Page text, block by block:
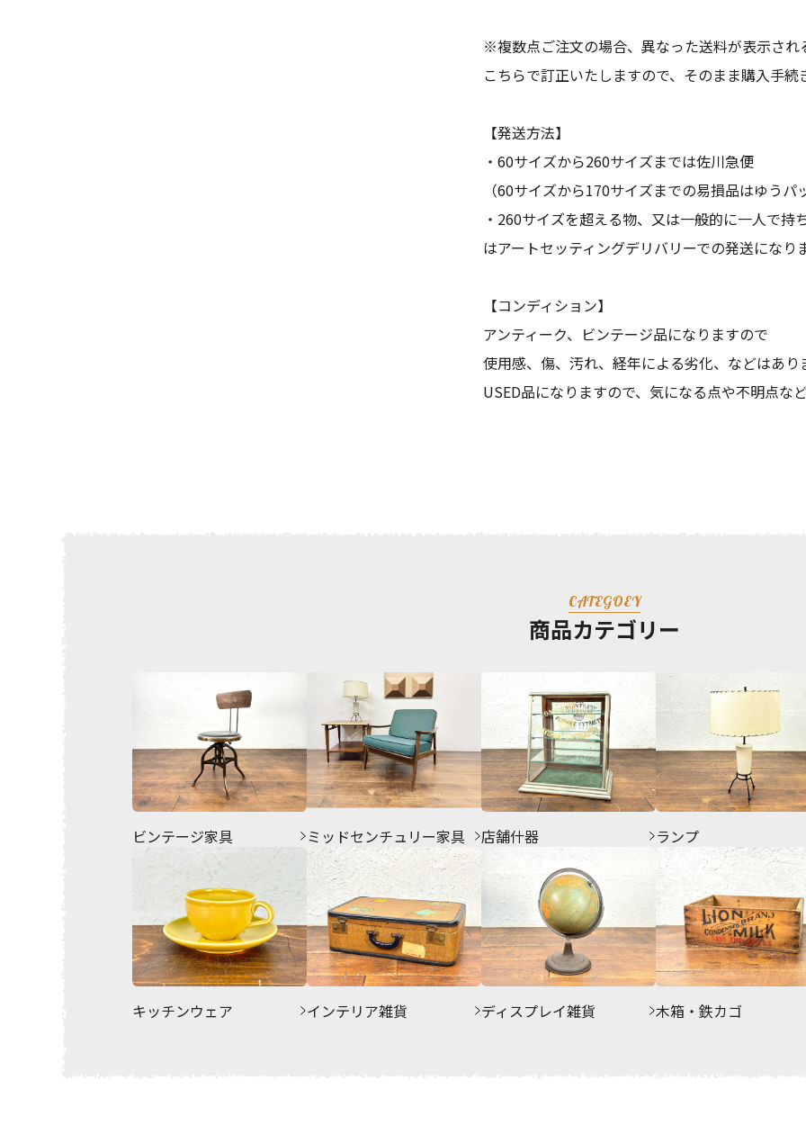
※複数点ご注文の場合、異なった送料が表示され
こちらで訂正いたしますので、そのまま購入手
【発送方法】
・60サイズから260サイズまでは佐川急便
（60サイズから170サイズまでの易損品はゆうパ
・260サイズを超える物、又は一般的に一人で
はアートセッティングデリバリーでの発送になり
【コンディション】
アンティーク、ビンテージ品になりますので
使用感、傷、汚れ、経年による劣化、などはあり
USED品になりますので、気になる点や不明点な
CATEGOEY
商品カテゴリー
ビンテージ家具 ミッドセンチュリー家具 店舗什器 ランプ
キッチンウェア インテリア雑貨 ディスプレイ雑貨 木箱・鉄カゴ